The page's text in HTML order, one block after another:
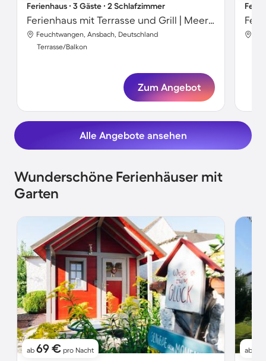
Ferienhaus ∙ 3 Gäste ∙ 2 Schlafzimmer
Ferienhaus mit Terrasse und Grill | Meerblick
Feuchtwangen, Ansbach, Deutschland
Terrasse/Balkon
Zum Angebot
Alle Angebote ansehen
Wunderschöne Ferienhäuser mit
Garten
ab 69 € pro Nacht ab